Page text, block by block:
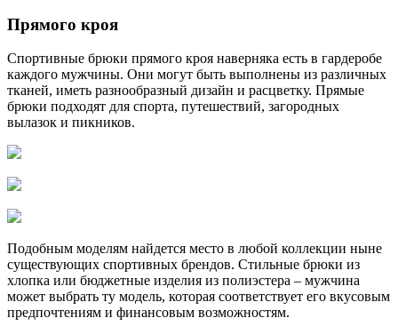
Прямого кроя
Спортивные брюки прямого кроя наверняка есть в гардеробе
каждого мужчины. Они могут быть выполнены из различных
тканей, иметь разнообразный дизайн и расцветку. Прямые
брюки подходят для спорта, путешествий, загородных
вылазок и пикников.
Подобным моделям найдется место в любой коллекции ныне
существующих спортивных брендов. Стильные брюки из
хлопка или бюджетные изделия из полиэстера – мужчина
может выбрать ту модель, которая соответствует его вкусовым
предпочтениям и финансовым возможностям.